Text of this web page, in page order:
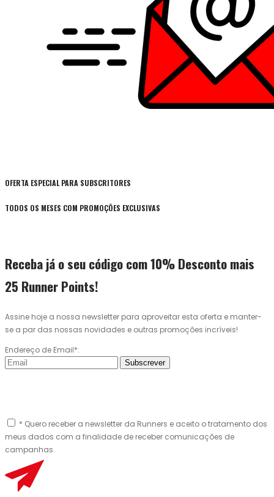
OFERTA ESPECIAL PARA SUBSCRITORES
TODOS OS MESES COM PROMOÇÕES EXCLUSIVAS
Receba já o seu código com 10% Desconto mais
25 Runner Points!
Assine hoje a nossa newsletter para aproveitar esta oferta e manter-
se a par das nossas novidades e outras promoções incríveis!
Endereço de Email*:
Subscrever
* Quero receber a newsletter da Runners e aceito o tratamento dos
meus dados com a finalidade de receber comunicações de
campanhas.